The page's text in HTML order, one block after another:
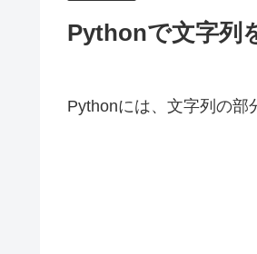
Pythonで文字列
Pythonには、文字列の部